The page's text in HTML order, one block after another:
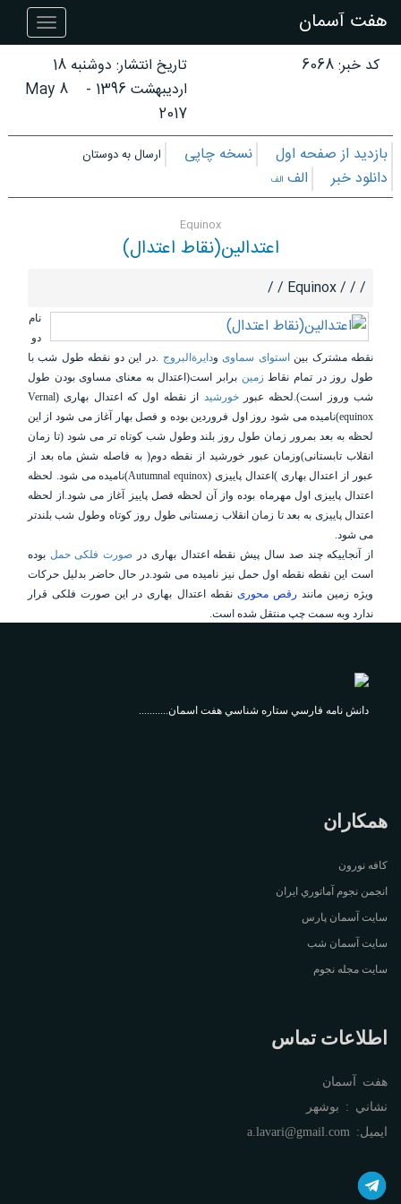
هفت
آسمان
هفت آسمان
کد خبر: 6068 تاریخ انتشار:
دوشنبه 18
اردیبهشت 1396
-
8 May
2017
بازدید از صفحه اول
نسخه چاپی ارسال به دوستان
دانلود خبر الف الف
Equinox
اعتدالین(نقاط اعتدال)
/ / / Equinox / /
نام
دو
نقطه مشترک بین استوای سماویودایرﺓالبروج .در این دو نقطه طول شب با
طول روز در تمام نقاط زمین برابر است(اعتدال به معنای مساوی بودن طول
شب وروز است).لحظه عبورخورشید از نقطه اول که اعتدال بهاری
(Vernal
equinox)نامیده می شود روز اول فروردین بوده و فصل بهار آغاز می شود از این
لحظه به بعد بمرور زمان طول روز بلند وطول شب کوتاه تر می شود (تا زمان
انقلاب تابستانی)وزمان عبور خورشید از نقطه دوم( به فاصله شش ماه بعد از
عبور از اعتدال بهاری ) اعتدال پاییزی
(Autumnal equinox)نامیده می شود. لحظه
اعتدال پاییزی اول مهرماه بوده واز آن لحظه فصل پاییز آغاز می شود.از لحظه
اعتدال پاییزی به بعد تا زمان انقلاب زمستانی طول روز کوتاه وطول شب بلندتر
می شود.
از آنجاییکه چند صد سال پیش نقطه اعتدال بهاری در صورت فلکی حمل بوده
است این نقطه نقطه اول حمل نیز نامیده می شود.در حال حاضر بدلیل حرکات
ویژه زمین مانند رقص محوری نقطه اعتدال بهاری در این صورت فلکی قرار
ندارد وبه سمت چپ منتقل شده است.
دانش نامه فارسي ستاره شناسي هفت اسمان...........
همکاران
کافه نورون
انجمن نجوم آماتوري ايران
سايت آسمان پارس
سايت آسمان شب
سايت مجله نجوم
اطلاعات تماس
هفت آسمان
نشاني : بوشهر
ايميل: a.lavari@gmail.com